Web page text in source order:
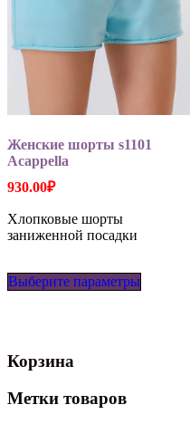
Женские шорты s1101
Acappella
930.00₽
Хлопковые шорты
заниженной посадки
Выберите параметры
Корзина
Метки товаров